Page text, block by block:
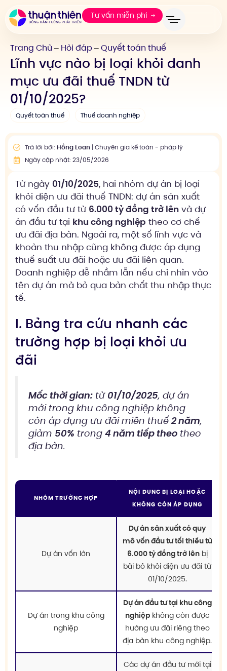
Tư vấn miễn phí
Trang Chủ — Hỏi đáp — Quyết toán thuế
Lĩnh vực nào bị loại khỏi danh
mục ưu đãi thuế TNDN từ
01/10/2025?
Quyết toán thuế Thuế doanh nghiệp
Trả lời bởi: Hồng Loan| Chuyên gia kế toán - pháp lý
Ngày cập nhật: 23/05/2026
Từ ngày 01/10/2025, hai nhóm dự án bị loại
khỏi diện ưu đãi thuế TNDN: dự án sản xuất
có vốn đầu tư từ 6.000 tỷ đồng trở lên và dự
án đầu tư tại khu công nghiệp theo cơ chế
ưu đãi địa bàn. Ngoài ra, một số lĩnh vực và
khoản thu nhập cũng không được áp dụng
thuế suất ưu đãi hoặc ưu đãi liên quan.
Doanh nghiệp dễ nhầm lẫn nếu chỉ nhìn vào
tên dự án mà bỏ qua bản chất thu nhập thực
tế.
I. Bảng tra cứu nhanh các
trường hợp bị loại khỏi ưu
đãi
Mốc thời gian:từ 01/10/2025, dự án
mới trong khu công nghiệp không
còn áp dụng ưu đãi miễn thuế 2 năm,
giảm 50% trong 4 năm tiếp theotheo
địa bàn.
NHÓM TRƯỜNG HỢP
NỘI DUNG BỊ LOẠI HOẶC
KHÔNG CÒN ÁP DỤNG
Dự án vốn lớn
Dự án sản xuất có quy
mô vốn đầu tư tối thiểu từ
6.000 tỷ đồng trở lênbị
bãi bỏ khỏi diện ưu đãi từ
01/10/2025.
Dự án trong khu công
nghiệp
Dự án đầu tư tại khu công
nghiệpkhông còn được
hưởng ưu đãi riêng theo
địa bàn khu công nghiệp.
Các dự án đầu tư mới tại